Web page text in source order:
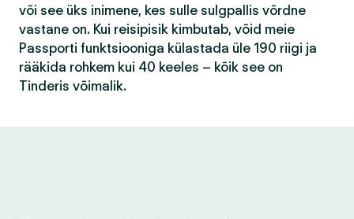
või see üks inimene, kes sulle sulgpallis võrdne
vastane on. Kui reisipisik kimbutab, võid meie
Passporti funktsiooniga külastada üle 190 riigi ja
rääkida rohkem kui 40 keeles – kõik see on
Tinderis võimalik.